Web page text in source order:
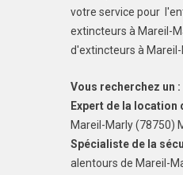
votre service pour
extincteurs à Mareil-
d'extincteurs à Mareil-
Vous recherchez un :
Expert de la location
Mareil-Marly (78750)
Spécialiste de la
alentours de Mareil-